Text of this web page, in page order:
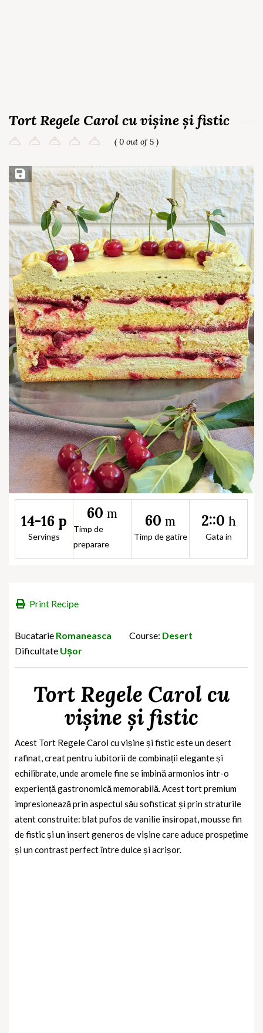
Tort Regele Carol cu vișine și fistic
( 0 out of 5 )
Save Recipe
14-16 p
Servings
60 m
Timp de
preparare
60 m
Timp de gatire
2::0 h
Gata in
Print Recipe
Bucatarie Romaneasca Course: Desert
Dificultate Ușor
Tort Regele Carol cu
vișine și fistic
Acest Tort Regele Carol cu vișine și fisticeste un desert
rafinat, creat pentru iubitorii de combinații elegante și
echilibrate, unde aromele fine se îmbină armonios într-o
experiență gastronomică memorabilă. Acest tort premium
impresionează prin aspectul său sofisticat și prin straturile
atent construite: blat pufos de vanilie însiropat, mousse fin
de fistic și un insert generos de vișine care aduce prospețime
și un contrast perfect între dulce și acrișor.